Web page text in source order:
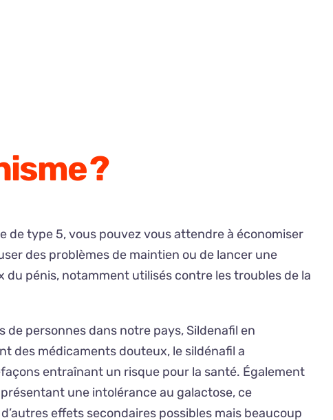
?
type 5, vous pouvez vous attendre à économiser
des problèmes de maintien ou de lancer une
pénis, notamment utilisés contre les troubles de la
personnes dans notre pays, Sildenafil en
des médicaments douteux, le sildénafil a
entraînant un risque pour la santé. Également
une intolérance au galactose, ce
effets secondaires possibles mais beaucoup